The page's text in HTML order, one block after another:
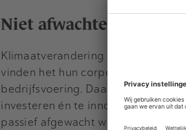
Niet afwachten, maar
Klimaatverandering en de
vinden het hun corporate
bedrijfsvoering. Daarnaast wordt
investeren én te innoveren,
passief afgewacht wanneer de